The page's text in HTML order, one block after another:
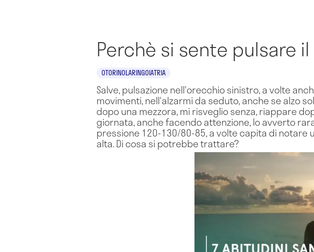
Perchè si sente pulsare
OTORINOLARINGOIATRIA
Salve, pulsazione nell'orecchio sinistro, a volte
movimenti, nell'alzarmi da seduto, anche se alzo
dopo una mezzora, mi risveglio senza, riappare
giornata, anche facendo attenzione, lo avverto
pressione 120-130/80-85, a volte capita di notare
alta. Di cosa si potrebbe trattare?